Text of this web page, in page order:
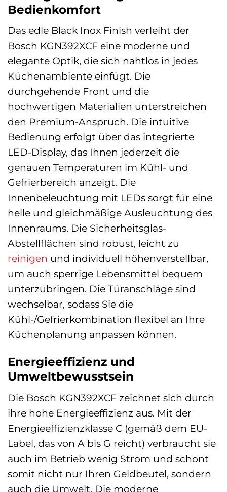
Bedienkomfort
Das edle Black Inox Finish verleiht der
Bosch KGN392XCF eine moderne und
elegante Optik, die sich nahtlos in jedes
Küchenambiente einfügt. Die
durchgehende Front und die
hochwertigen Materialien unterstreichen
den Premium-Anspruch. Die intuitive
Bedienung erfolgt über das integrierte
LED-Display, das Ihnen jederzeit die
genauen Temperaturen im Kühl- und
Gefrierbereich anzeigt. Die
Innenbeleuchtung mit LEDs sorgt für eine
helle und gleichmäßige Ausleuchtung des
Innenraums. Die Sicherheitsglas-
Abstellflächen sind robust, leicht zu
reinigen und individuell höhenverstellbar,
um auch sperrige Lebensmittel bequem
unterzubringen. Die Türanschläge sind
wechselbar, sodass Sie die
Kühl-/Gefrierkombination flexibel an Ihre
Küchenplanung anpassen können.
Energieeffizienz und
Umweltbewusstsein
Die Bosch KGN392XCF zeichnet sich durch
ihre hohe Energieeffizienz aus. Mit der
Energieeffizienzklasse C (gemäß dem EU-
Label, das von A bis G reicht) verbraucht sie
auch im Betrieb wenig Strom und schont
somit nicht nur Ihren Geldbeutel, sondern
auch die Umwelt. Die moderne